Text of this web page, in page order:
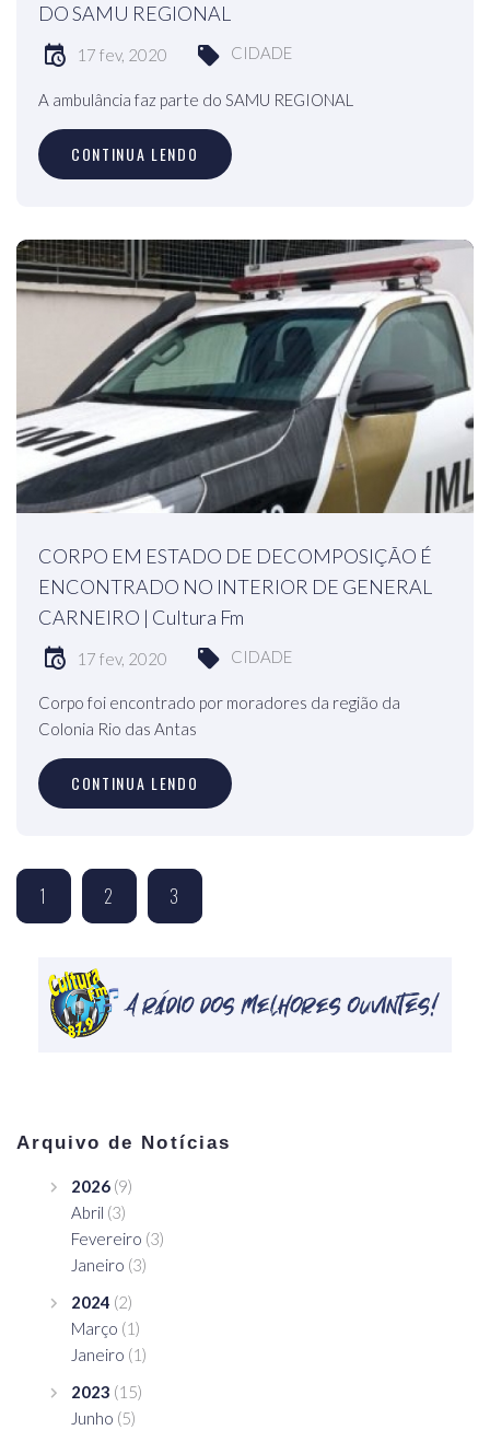
DO SAMU REGIONAL
17 fev, 2020 CIDADE
A ambulância faz parte do SAMU REGIONAL
CONTINUA LENDO
CORPO EM ESTADO DE DECOMPOSIÇÃO É
ENCONTRADO NO INTERIOR DE GENERAL
CARNEIRO | Cultura Fm
17 fev, 2020 CIDADE
Corpo foi encontrado por moradores da região da
Colonia Rio das Antas
CONTINUA LENDO
1 2 3
Arquivo de Notícias
2026 (9)
Abril (3)
Fevereiro (3)
Janeiro (3)
2024 (2)
Março (1)
Janeiro (1)
2023 (15)
Junho (5)